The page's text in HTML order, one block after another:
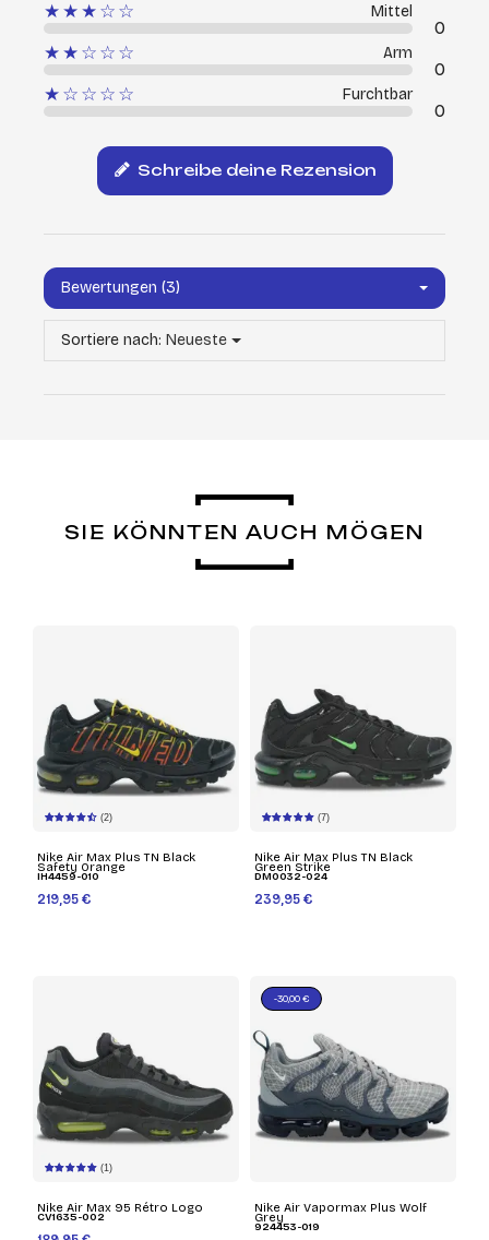
★★★☆☆ Mittel
0
★★☆☆☆
Arm
0
★☆☆☆☆
Furchtbar
0
Schreibe deine Rezension
Bewertungen (3)
Sortiere nach: Neueste
SIE KÖNNTEN AUCH MÖGEN
(2)
Nike Air Max Plus TN Black
Safety Orange
IH4459-010
219,95 €
(7)
Nike Air Max Plus TN Black
Green Strike
DM0032-024
239,95 €
(1)
Nike Air Max 95 Rétro Logo
CV1635-002
Nike Air Vapormax Plus Wolf
Grey
924453-019
-30,00 €